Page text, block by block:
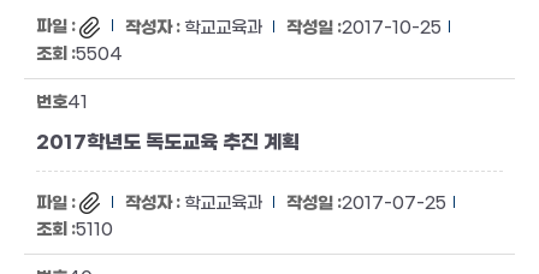
학교교육과
2017-10-25
5504
41
2017학년도 독도교육 추진 계획
학교교육과
2017-07-25
5110